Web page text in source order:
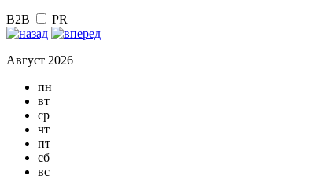
B2B PR
Август 2026
пн
вт
ср
чт
пт
сб
вс